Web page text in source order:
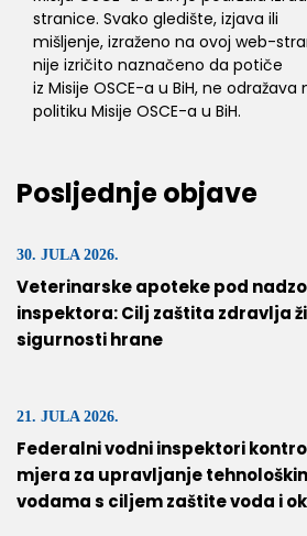
stranice. Svako gledište, izjava ili
mišljenje, izraženo na ovoj web-
nije izričito naznačeno da potiče
iz Misije OSCE-a u BiH, ne
politiku Misije OSCE-a u BiH.
Posljednje objave
30. JULA 2026.
Veterinarske apoteke pod
inspektora: Cilj zaštita zdravlja
sigurnosti hrane
21. JULA 2026.
Federalni vodni inspektori
mjera za upravljanje
vodama s ciljem zaštite voda i